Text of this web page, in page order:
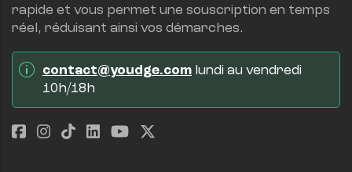
rapide et vous permet une souscription en temps
réel, réduisant ainsi vos démarches.
contact@youdge.com lundi au vendredi
10h/18h